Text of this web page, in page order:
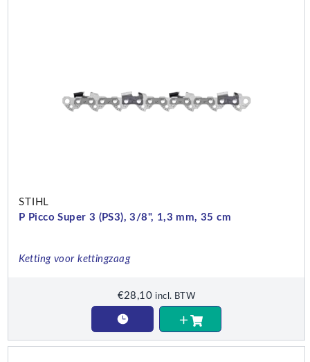
STIHL
P Picco Super 3 (PS3), 3/8", 1,3 mm, 35 cm
Ketting voor kettingzaag
€28,10 incl. BTW